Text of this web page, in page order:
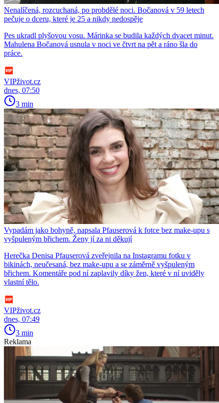
Nenalíčená, rozcuchaná, po probdělé noci. Bočanová v 59 letech
pečuje o dceru, které je 25 a nikdy nedospěje
Pes ukradl plyšovou vosu. Márinka se budila každých dvacet minut.
Mahulena Bočanová usnula v noci ve čtvrt na pět a ráno šla do
práce.
VIPživot.cz
dnes, 07:50
3 min
Vypadám jako bohyně, napsala Pfauserová k fotce bez make-upu s
vyšpuleným břichem. Ženy jí za ni děkují
Herečka Denisa Pfauserová zveřejnila na Instagramu fotku v
bikinách, neučesaná, bez make-upu a se záměrně vyšpuleným
břichem. Komentáře pod ní zaplavily díky žen, které v ní uviděly
vlastní tělo.
VIPživot.cz
dnes, 07:49
3 min
Reklama